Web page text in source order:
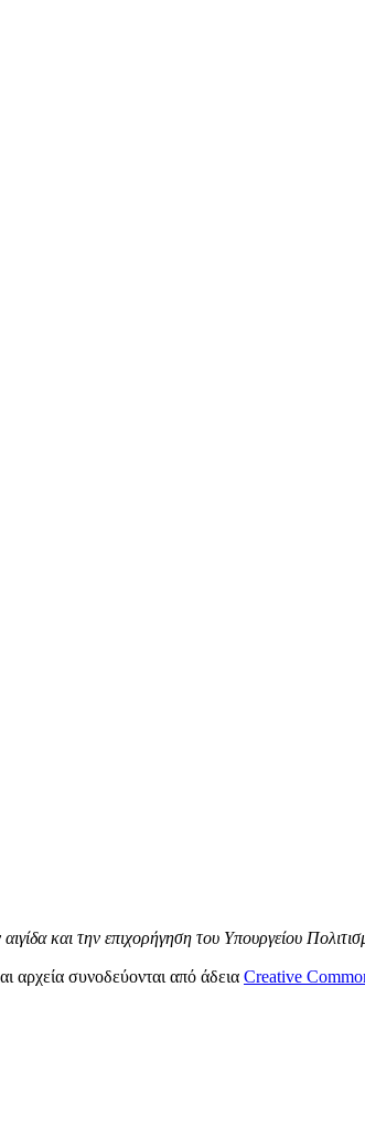
και την επιχορήγηση του Υπουργείου
αρχεία συνοδεύονται από άδεια Creative